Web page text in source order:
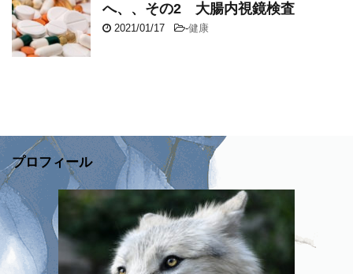
へ、、その2 大腸内視鏡検査
2021/01/17 -健康
プロフィール